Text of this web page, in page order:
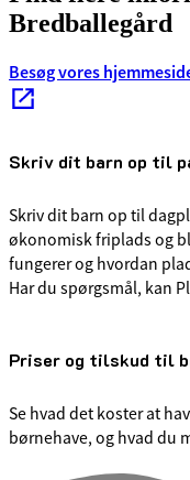
Bredballegård
Besøg vores
Skriv dit barn op til
Skriv dit barn op til
økonomisk friplads og
fungerer og hvordan
Har du spørgsmål, kan
Priser og tilskud til
Se hvad det koster at
børnehave, og hvad du